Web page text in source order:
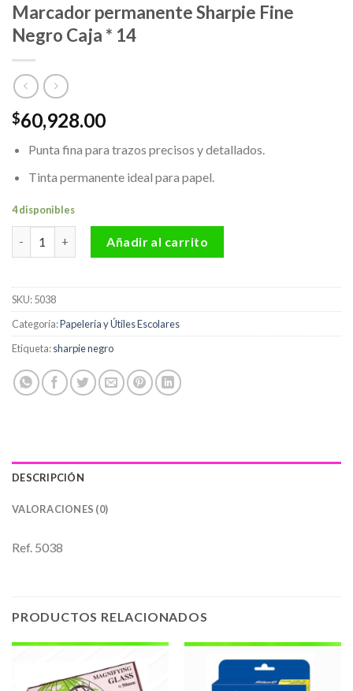
Marcador permanente Sharpie Fine
Negro Caja * 14
$60,928.00
Punta fina para trazos precisos y detallados.
Tinta permanente ideal para papel.
4 disponibles
Añadir al carrito
SKU:5038
Categoría:Papelería y Útiles Escolares
Etiqueta:sharpie negro
DESCRIPCIÓN
VALORACIONES (0)
Ref. 5038
PRODUCTOS RELACIONADOS